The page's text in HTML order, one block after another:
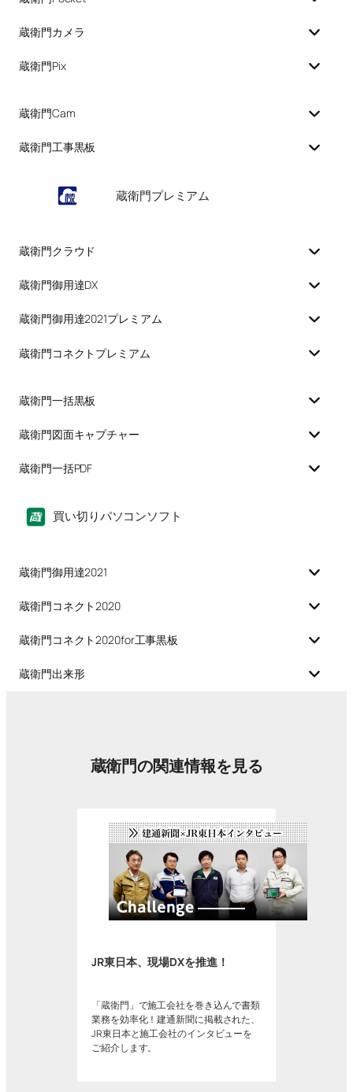
蔵衛門カメラ
蔵衛門Pix
蔵衛門Cam
蔵衛門工事黒板
蔵衛門プレミアム
蔵衛門クラウド
蔵衛門御用達DX
蔵衛門御用達2021プレミアム
蔵衛門コネクトプレミアム
蔵衛門一括黒板
蔵衛門図面キャプチャー
蔵衛門一括PDF
買い切りパソコンソフト
蔵衛門御用達2021
蔵衛門コネクト2020
蔵衛門コネクト2020for工事黒板
蔵衛門出来形
蔵衛門の関連情報を見る
JR東日本、現場DXを推進！
「蔵衛門」で施工会社を巻き込んで書類
業務を効率化！建通新聞に掲載された、
JR東日本と施工会社のインタビューを
ご紹介します。